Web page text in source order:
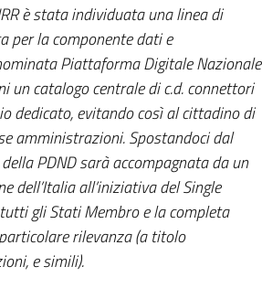
è stata individuata una linea di
per la componente dati e
Piattaforma Digitale Nazionale
un catalogo centrale di c.d. connettori
dedicato, evitando così al cittadino di
amministrazioni. Spostandoci dal
PDND sarà accompagnata da un
all’iniziativa del Single
gli Stati Membro e la completa
rilevanza (a titolo
e simili).